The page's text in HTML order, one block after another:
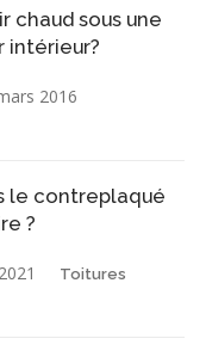
chaud sous une
intérieur?
2016
le contreplaqué
?
Toitures